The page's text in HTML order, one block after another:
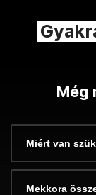
Még
Miért van
Mekkora